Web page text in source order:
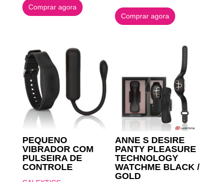
Comprar agora
Comprar agora
PEQUENO
VIBRADOR COM
PULSEIRA DE
CONTROLE
ANNE S DESIRE
PANTY PLEASURE
TECHNOLOGY
WATCHME BLACK /
GOLD